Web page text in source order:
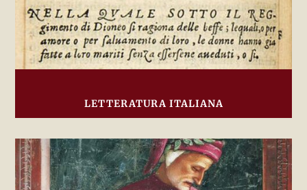
LETTERATURA ITALIANA